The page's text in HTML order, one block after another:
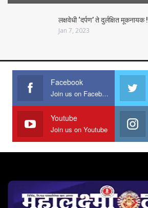
लक्षवेधी ‘दर्पण’ ते दुर्लक्षित मूकनायक !
Jan 7, 2023
Facebook
Join us on Facebook
Youtube
Join us on Youtube